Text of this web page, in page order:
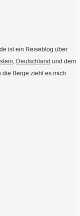
ist ein Reiseblog über
, Deutschland und dem
die Berge zieht es mich